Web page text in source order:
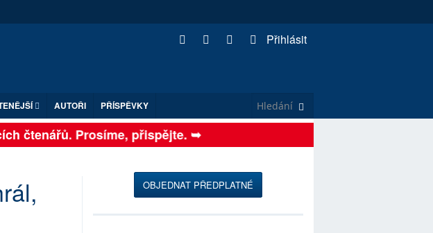
Přihlásit
AUTOŘI PŘÍSPĚVKY
čtenářů. Prosíme, přispějte. ➥
OBJEDNAT PŘEDPLATNÉ